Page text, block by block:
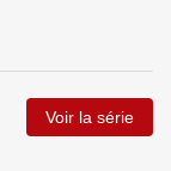
Voir la série